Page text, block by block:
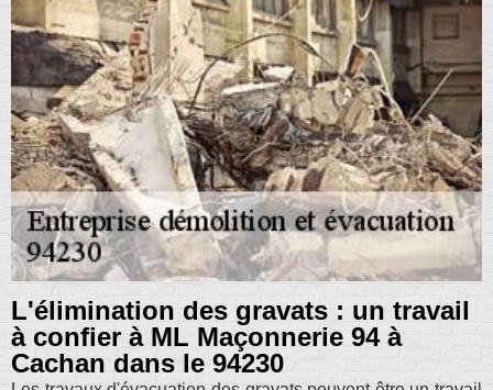
L'élimination des gravats : un travail
à confier à ML Maçonnerie 94 à
Cachan dans le 94230